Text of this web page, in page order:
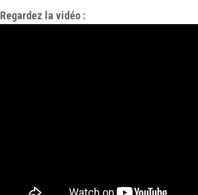
Regardez la vidéo :